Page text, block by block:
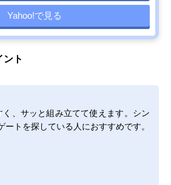
Yahoo!で見る
ント
、サッと組み立てて使えます。シン
ートを探している人におすすめです。